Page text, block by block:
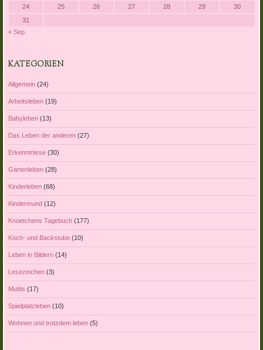
24
25 26 27 28 29
30
31
« Sep.
KATEGORIEN
Allgemein(24)
Arbeitsleben(19)
Babyleben(13)
Das Leben der anderen(27)
Erkenntnisse(30)
Gartenleben(28)
Kinderleben(68)
Kindermund(12)
Knoetchens Tagebuch(177)
Koch- und Backstube(10)
Leben in Bildern(14)
Lesezeichen(3)
Muttis (17)
Spielplatzleben(10)
Wohnen und trotzdem leben(5)